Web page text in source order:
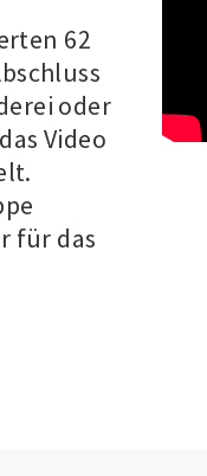
62
oder
Video
für das